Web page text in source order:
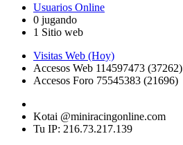
Usuarios Online
0 jugando
1 Sitio web
Visitas Web (Hoy)
Accesos Web 114597473 (37262)
Accesos Foro 75545383 (21696)
Kotai @miniracingonline.com
Tu IP: 216.73.217.139